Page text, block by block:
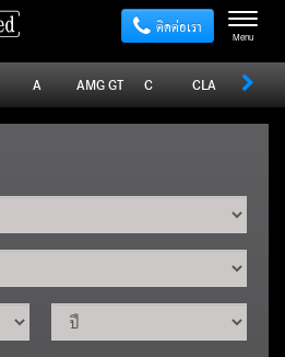
ติดต่อเรา Menu
A AMG GT C CLA CLE